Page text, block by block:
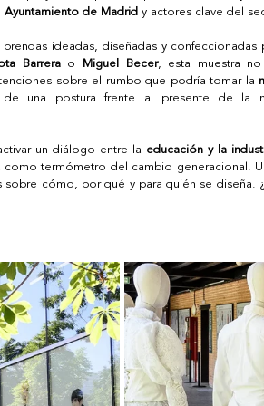
Ayuntamiento de Madrid y actores clave del
ideadas, diseñadas y
Barrera o Miguel Becer, esta muestra
sobre el rumbo que podría tomar la
de una postura frente al presente de la
un diálogo entre la educación y la
como termómetro del cambio generacional.
cómo, por qué y para quién se diseña.